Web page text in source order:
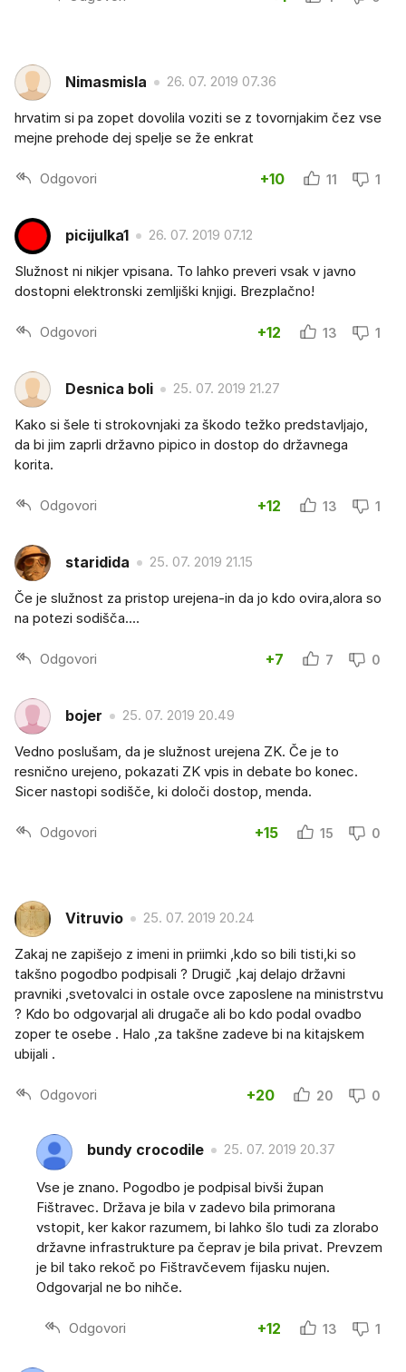
Nimasmisla 26. 07. 2019 07.36
hrvatim si pa zopet dovolila voziti se z tovornjakim čez vse
mejne prehode dej spelje se že enkrat
Odgovori +10 11 1
picijulka1 26. 07. 2019 07.12
Služnost ni nikjer vpisana. To lahko preveri vsak v javno
dostopni elektronski zemljiški knjigi. Brezplačno!
Odgovori +12 13 1
Desnica boli 25. 07. 2019 21.27
Kako si šele ti strokovnjaki za škodo težko predstavljajo,
da bi jim zaprli državno pipico in dostop do državnega
korita.
Odgovori +12 13 1
staridida 25. 07. 2019 21.15
Če je služnost za pristop urejena-in da jo kdo ovira,alora so
na potezi sodišča....
Odgovori +7 7 0
bojer 25. 07. 2019 20.49
Vedno poslušam, da je služnost urejena ZK. Če je to
resnično urejeno, pokazati ZK vpis in debate bo konec.
Sicer nastopi sodišče, ki določi dostop, menda.
Odgovori +15 15 0
Vitruvio 25. 07. 2019 20.24
Zakaj ne zapišejo z imeni in priimki ,kdo so bili tisti,ki so
takšno pogodbo podpisali ? Drugič ,kaj delajo državni
pravniki ,svetovalci in ostale ovce zaposlene na ministrstvu
? Kdo bo odgovarjal ali drugače ali bo kdo podal ovadbo
zoper te osebe . Halo ,za takšne zadeve bi na kitajskem
ubijali .
Odgovori +20 20 0
bundy crocodile 25. 07. 2019 20.37
Vse je znano. Pogodbo je podpisal bivši župan
Fištravec. Država je bila v zadevo bila primorana
vstopit, ker kakor razumem, bi lahko šlo tudi za zlorabo
državne infrastrukture pa čeprav je bila privat. Prevzem
je bil tako rekoč po Fištravčevem fijasku nujen.
Odgovarjal ne bo nihče.
Odgovori +12 13 1